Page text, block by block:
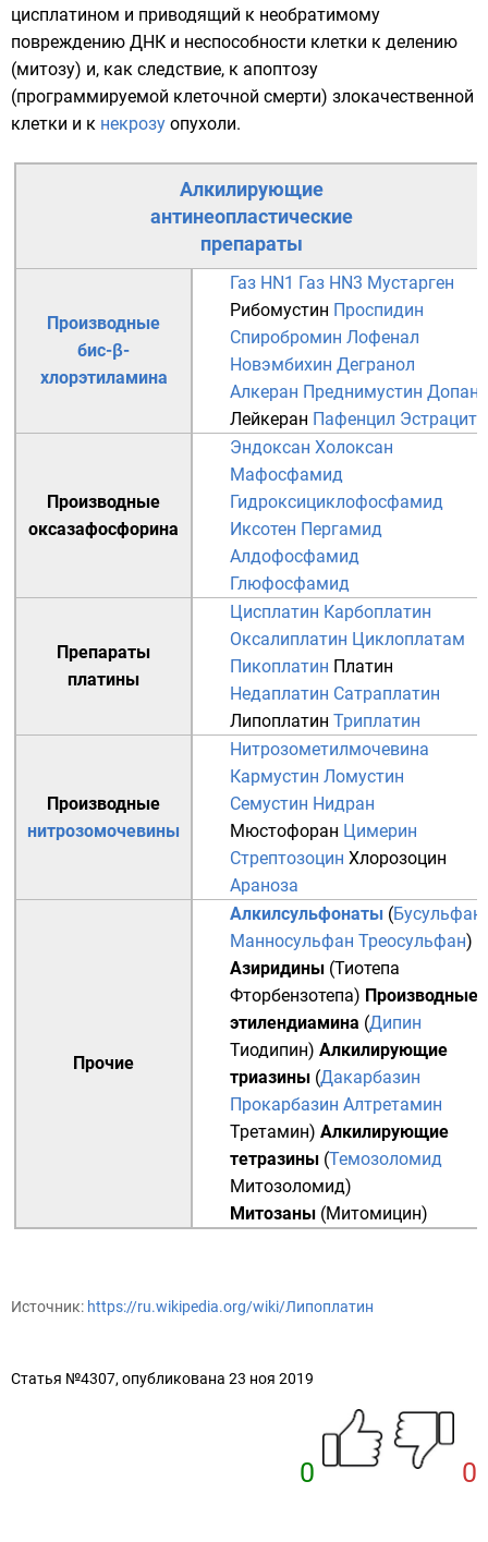
цисплатином и приводящий к необратимому
повреждению ДНК и неспособности клетки к делению
(митозу) и, как следствие, к апоптозу
(программируемой клеточной смерти) злокачественной
клетки и к некрозу опухоли.
Алкилирующие
антинеопластические
препараты
Производные
бис-β-
хлорэтиламина
Газ HN1 Газ HN3 Мустарген
Рибомустин Проспидин
Спиробромин Лофенал
Новэмбихин Дегранол
Алкеран Преднимустин Допан
Лейкеран Пафенцил Эстрацит
Производные
оксазафосфорина
Эндоксан Холоксан
Мафосфамид
Гидроксициклофосфамид
Иксотен Пергамид
Алдофосфамид
Глюфосфамид
Препараты
платины
Цисплатин Карбоплатин
Оксалиплатин Циклоплатам
Пикоплатин Платин
Недаплатин Сатраплатин
Липоплатин Триплатин
Производные
нитрозомочевины
Нитрозометилмочевина
Кармустин Ломустин
Семустин Нидран
Мюстофоран Цимерин
Стрептозоцин Хлорозоцин
Араноза
Прочие
Алкилсульфонаты (Бусульфан
Манносульфан Треосульфан)
Азиридины (Тиотепа
Фторбензотепа) Производные
этилендиамина (Дипин
Тиодипин) Алкилирующие
триазины (Дакарбазин
Прокарбазин Алтретамин
Третамин) Алкилирующие
тетразины (Темозоломид
Митозоломид)
Митозаны (Митомицин)
Источник: https://ru.wikipedia.org/wiki/Липоплатин
Статья №4307, опубликована 23 ноя 2019
0 0